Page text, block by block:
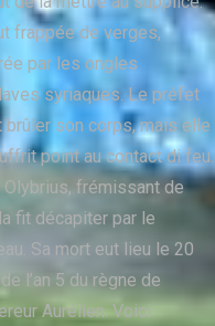
frappée de verges,
par les ongles
syriaques. Le préfet
brûler son corps, mais elle
point au contact di feu.
Olybrius, frémissant de
fit décapiter par le
Sa mort eut lieu le 20
l’an 5 du règne de
Aurélien. Voici